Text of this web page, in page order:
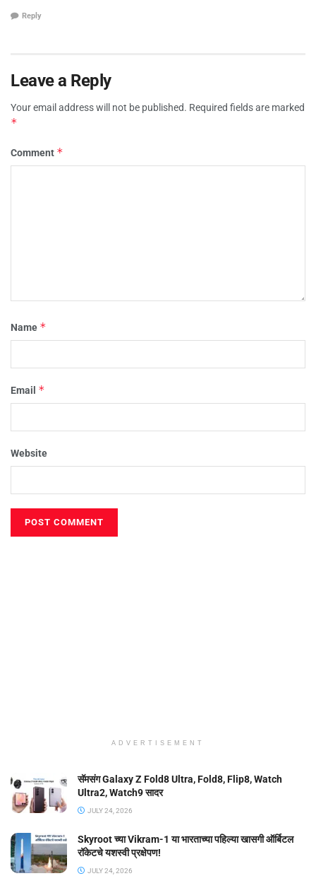
Reply
Leave a Reply
Your email address will not be published. Required fields are marked
*
Comment *
Name *
Email *
Website
ADVERTISEMENT
सॅमसंग Galaxy Z Fold8 Ultra, Fold8, Flip8, Watch
Ultra2, Watch9 सादर
JULY 24, 2026
Skyroot च्या Vikram-1 या भारताच्या पहिल्या खासगी ऑर्बिटल
रॉकेटचे यशस्वी प्रक्षेपण!
JULY 24, 2026